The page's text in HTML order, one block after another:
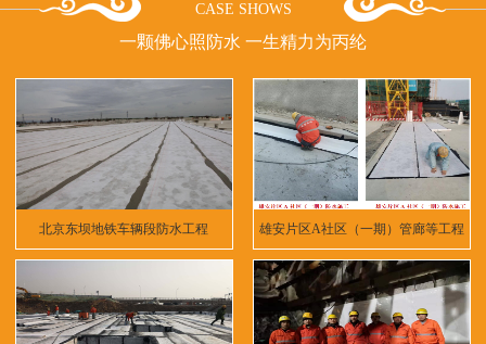
CASE SHOWS
一颗佛心照防水 一生精力为丙纶
北京东坝地铁车辆段防水工程 雄安片区A社区（一期）管廊等工程